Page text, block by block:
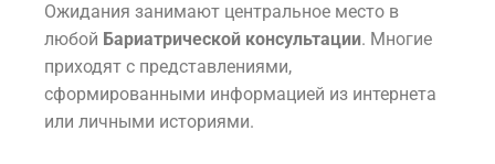
Ожидания занимают центральное место в
любой Бариатрической консультации. Многие
приходят с представлениями,
сформированными информацией из интернета
или личными историями.